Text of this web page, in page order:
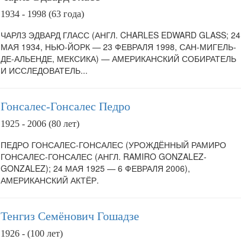
1934 - 1998 (63 года)
ЧАРЛЗ ЭДВАРД ГЛАСС (АНГЛ. CHARLES EDWARD GLASS; 24
МАЯ 1934, НЬЮ-ЙОРК — 23 ФЕВРАЛЯ 1998, САН-МИГЕЛЬ-
ДЕ-АЛЬЕНДЕ, МЕКСИКА) — АМЕРИКАНСКИЙ СОБИРАТЕЛЬ
И ИССЛЕДОВАТЕЛЬ...
Гонсалес-Гонсалес Педро
1925 - 2006 (80 лет)
ПЕДРО ГОНСАЛЕС-ГОНСАЛЕС (УРОЖДЁННЫЙ РАМИРО
ГОНСАЛЕС-ГОНСАЛЕС (АНГЛ. RAMIRO GONZALEZ-
GONZALEZ); 24 МАЯ 1925 — 6 ФЕВРАЛЯ 2006),
АМЕРИКАНСКИЙ АКТЁР.
Тенгиз Семёнович Гошадзе
1926 - (100 лет)